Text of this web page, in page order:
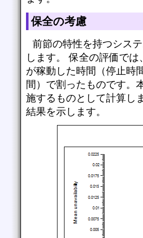
保全の考慮
前節の特性を持つシス
します。 保全の評価で
が稼動した時間（停止時
間）で割ったものです。
施するものとして計算し
結果を示します。